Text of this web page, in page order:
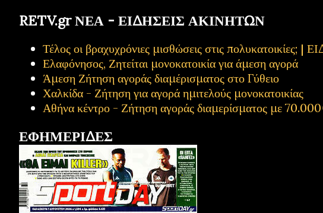
RETV.gr ΝΕΑ - ΕΙΔΗΣΕΙΣ ΑΚΙΝΗΤΩΝ
Τέλος οι βραχυχρόνιες μισθώσεις στις
Ελαφόνησος, Ζητείται μονοκατοικία για άμεση αγορά
Άμεση Ζήτηση αγοράς διαμέρισματος στο Γύθειο
Χαλκίδα - Ζήτηση για αγορά ημιτελούς μονοκατοικίας
Αθήνα κέντρο - Ζήτηση αγοράς διαμερίσματος με
ΕΦΗΜΕΡΙΔΕΣ